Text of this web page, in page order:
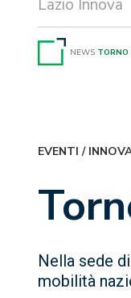
NEWS
EVENTI /
Nella sede
mobilità